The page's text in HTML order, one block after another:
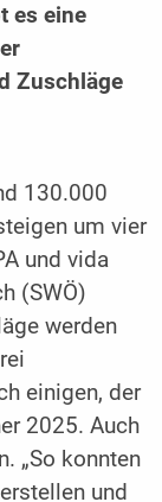
es eine
Zuschläge
130.000
um vier
und vida
(SWÖ)
werden
einigen, der
2025. Auch
„So konnten
und